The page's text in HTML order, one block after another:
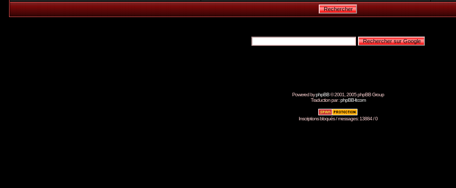
Powered byphpBB© 2001, 2005 phpBB Group
Traduction par :phpBB-fr.com
Inscriptions bloqués / messages: 13884 / 0